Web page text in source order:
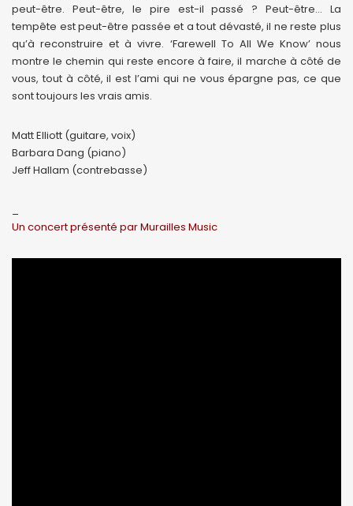
peut-être. Peut-être, le pire est-il passé ? Peut-être… La
tempête est peut-être passée et a tout dévasté, il ne reste plus
qu’à reconstruire et à vivre. ‘Farewell To All We Know’ nous
montre le chemin qui reste encore à faire, il marche à côté de
vous, tout à côté, il est l’ami qui ne vous épargne pas, ce que
sont toujours les vrais amis.
Matt Elliott (guitare, voix)
Barbara Dang (piano)
Jeff Hallam (contrebasse)
Un concert présenté par Murailles Music